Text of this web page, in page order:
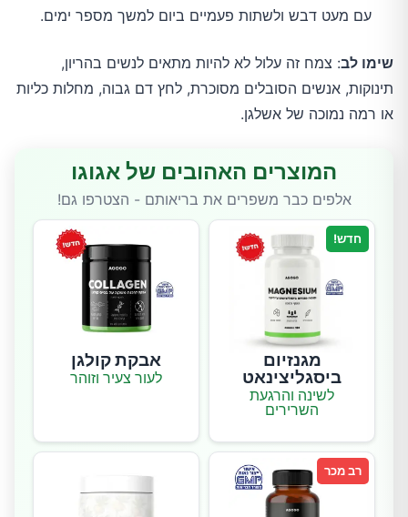
עם מעט דבש ולשתות פעמיים ביום למשך מספר ימים.
שימו לב: צמח זה עלול לא להיות מתאים לנשים בהריון,
תינוקות, אנשים הסובלים מסוכרת, לחץ דם גבוה, מחלות כליות
או רמה נמוכה של אשלגן.
המוצרים האהובים של אגוגו
אלפים כבר משפרים את בריאותם - הצטרפו גם!
חדש!
מגנזיום
ביסגליצינאט
לשינה והרגעת
השרירים
אבקת קולגן
לעור צעיר וזוהר
רב מכר